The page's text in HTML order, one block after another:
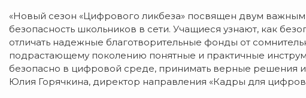
«Новый сезон «Цифрового ликбеза» посвящен двум
безопасность школьников в сети. Учащиеся узнают, как
отличать надежные благотворительные фонды от
подрастающему поколению понятные и практичные
безопасно в цифровой среде, принимать верные решения
Юлия Горячкина, директор направления «Кадры для